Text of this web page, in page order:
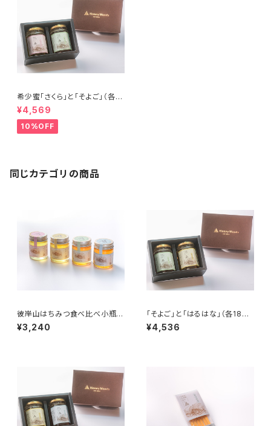
希少蜜「さくら」と「そよご」（各18
0g）化粧箱入り2本セット
¥4,569
10%OFF
同じカテゴリの商品
彼岸山はちみつ食べ比べ小瓶4
種セット
¥3,240
「そよご」と「はるはな」（各180
g）化粧箱入り2本セット
¥4,536